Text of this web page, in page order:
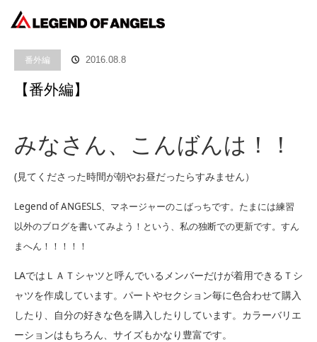
ブログ
番外編 【番外編】
番外編 2016.08.8
【番外編】
みなさん、こんばんは！！
(見てくださった時間が朝やお昼だったらすみません）
Legend of ANGESLS、マネージャーのこばっちです。たまには練習
以外のブログを書いてみよう！という、私の独断での更新です。すん
まへん！！！！！
LAではＬＡＴシャツと呼んでいるメンバーだけが着用できるＴシ
ャツを作成しています。パートやセクション毎に色合わせて購入
したり、自分の好きな色を購入したりしています。カラーバリエ
ーションはもちろん、サイズもかなり豊富です。